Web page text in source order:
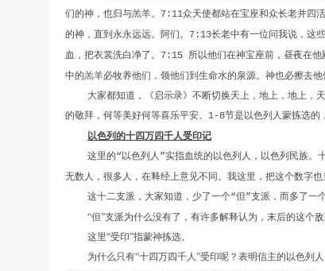
们的神，也归与羔羊。 7:11众天使都站在宝座和众长老并四
的神，直到永永远远。阿们。 7:13长老中有一位问我说，这
血，把衣裳洗白净了。 7:15 所以他们在神宝座前，昼夜在他
中的羔羊必牧养他们，领他们到生命水的泉源。神也必擦去他
大家都知道，《启示录》不断切换天上，地上，地上，
的敬拜，何等美好何等喜乐平安。 1-8节是以色列人蒙拣选的，
以色列的十四万四千人受印记
这里的“ 以色列人 ”实指血统的以色列人，以色列民族。
无数人，很多人，在释经上意见不同。我这里，把这个数字也
这十二支派，大家知道，少了一个“但”支派，而多了一
“但”支派为什么没有了，有许多解释认为，末后的这个
这里“受印”指蒙神拣选。
为什么只有“十四万四千人”受印呢？表明信主的以色列